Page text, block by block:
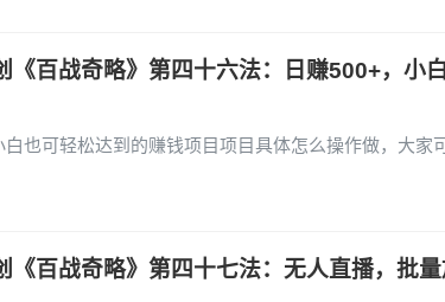
《百战奇略》第四十六法：日赚500+，小
也可轻松达到的赚钱项目项目具体怎么操作做，大家
《百战奇略》第四十七法：无人直播，批